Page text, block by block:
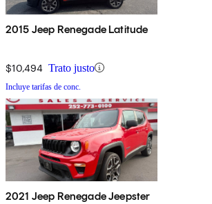
2015 Jeep Renegade Latitude
$10,494 Trato justo
Incluye tarifas de conc.
2021 Jeep Renegade Jeepster